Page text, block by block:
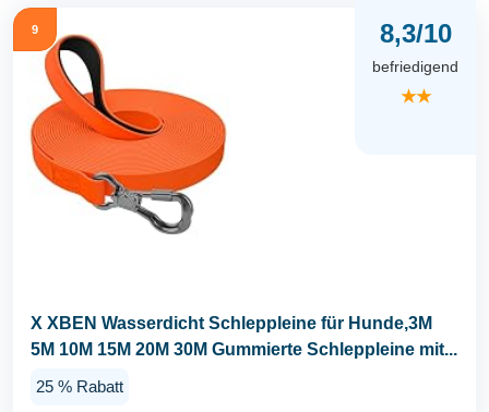
9 8,3/10
befriedigend
★★
X XBEN Wasserdicht Schleppleine für Hunde,3M
5M 10M 15M 20M 30M Gummierte Schleppleine mit...
25 % Rabatt